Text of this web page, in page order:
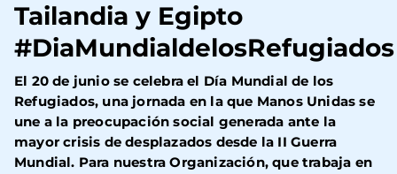
Tailandia y Egipto
#DiaMundialdelosRefugiados
El 20 de junio se celebra el Día Mundial de los
Refugiados, una jornada en la que Manos Unidas se
une a la preocupación social generada ante la
mayor crisis de desplazados desde la II Guerra
Mundial. Para nuestra Organización, que trabaja en